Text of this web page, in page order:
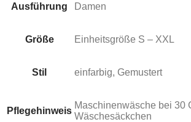
Ausführung Damen
Größe Einheitsgröße S – XXL
Stil einfarbig, Gemustert
Pflegehinweis
Maschinenwäsche bei 30
Wäschesäckchen